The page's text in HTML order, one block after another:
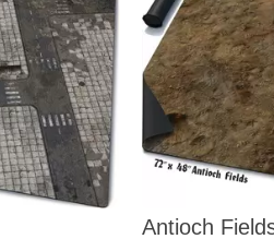
Antioch